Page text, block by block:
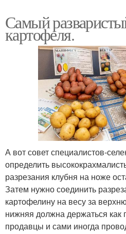
Самый
картофеля.
А вот совет специалистов-
определить
разрезания клубня на ноже
Затем нужно соединить
картофелину на весу за
нижняя должна держаться
продавцы и сами иногда